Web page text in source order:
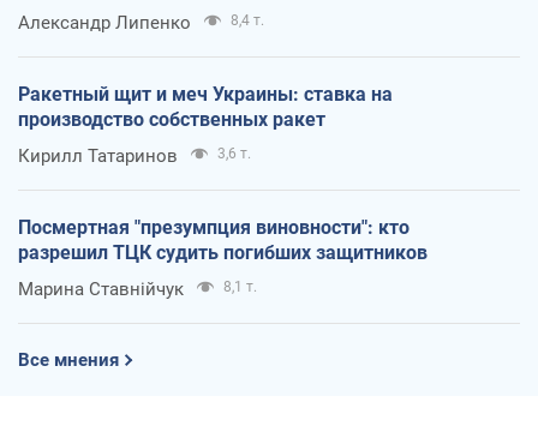
Александр Липенко 8,4 т.
Ракетный щит и меч Украины: ставка на
производство собственных ракет
Кирилл Татаринов 3,6 т.
Посмертная "презумпция виновности": кто
разрешил ТЦК судить погибших защитников
Марина Ставнійчук 8,1 т.
Все мнения